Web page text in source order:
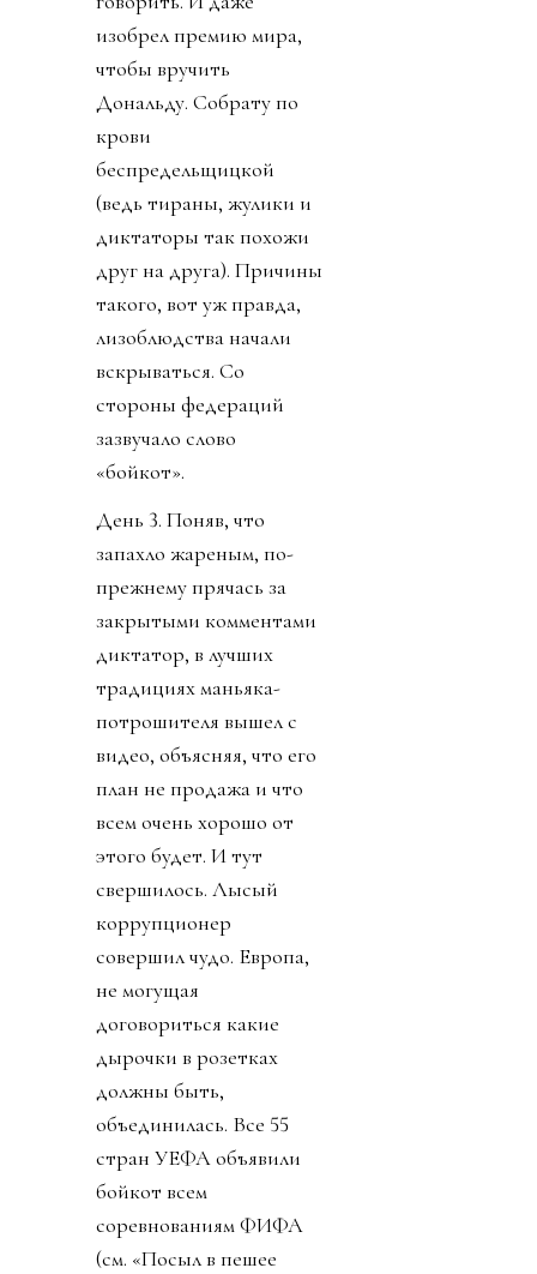
изобрел премию мира,
чтобы вручить
Дональду. Собрату по
крови
беспредельщицкой
(ведь тираны, жулики и
диктаторы так похожи
друг на друга). Причины
такого, вот уж правда,
лизоблюдства начали
вскрываться. Со
стороны федераций
зазвучало слово
«бойкот».
День 3. Поняв, что
запахло жареным, по-
прежнему прячась за
закрытыми комментами
диктатор, в лучших
традициях маньяка-
потрошителя вышел с
видео, объясняя, что его
план не продажа и что
всем очень хорошо от
этого будет. И тут
свершилось. Лысый
коррупционер
совершил чудо. Европа,
не могущая
договориться какие
дырочки в розетках
должны быть,
объединилась. Все 55
стран УЕФА объявили
бойкот всем
соревнованиям ФИФА
(см. «Посыл в пешее